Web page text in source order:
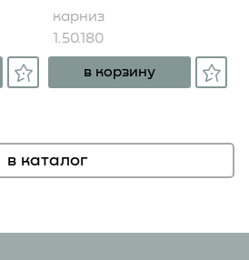
карниз
1.50.180
в корзину
в каталог